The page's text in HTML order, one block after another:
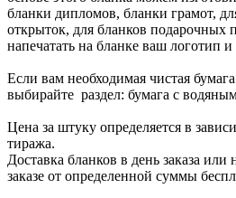
бланки дипломов, бланки грамот,
открыток, для бланков подарочных
напечатать на бланке ваш логотип и
Если вам необходимая чистая
выбирайте раздел: бумага с
Цена за штуку определяется в
тиража.
Доставка бланков в день заказа
заказе от определенной суммы